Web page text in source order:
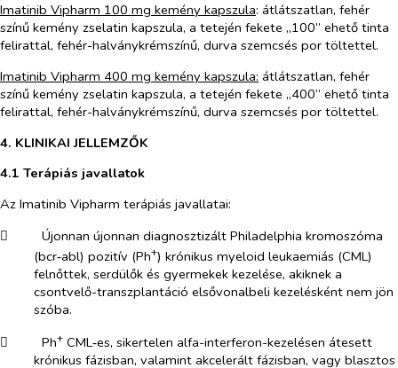
Imatinib Vipharm 100 mg kemény kapszula: átlátszatlan, fehér
színű kemény zselatin kapszula, a tetején fekete „100” ehető tinta
felirattal, fehér-halványkrémszínű, durva szemcsés por töltettel.
Imatinib Vipharm 400 mg kemény kapszula: átlátszatlan, fehér
színű kemény zselatin kapszula, a tetején fekete „400” ehető tinta
felirattal, fehér-halványkrémszínű, durva szemcsés por töltettel.
4. KLINIKAI JELLEMZŐK
4.1 Terápiás javallatok
Az Imatinib Vipharm terápiás javallatai:
​
Újonnan újonnan diagnosztizált Philadelphia kromoszóma
(bcr‑abl) pozitív (Ph+) krónikus myeloid leukaemiás (CML)
felnőttek, serdülők és gyermekek kezelése, akiknek a
csontvelő-transzplantáció elsővonalbeli kezelésként nem jön
szóba.
​
Ph+CML‑es, sikertelen alfa-interferon-kezelésen átesett
krónikus fázisban, valamint akcelerált fázisban, vagy blasztos